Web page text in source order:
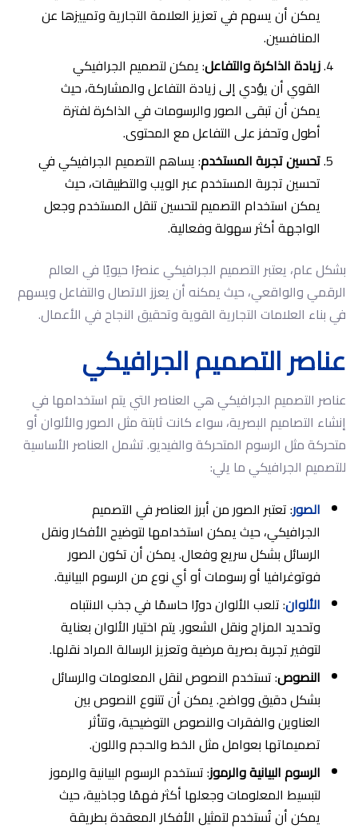
يمكن أن يسهم في تعزيز العلامة التجارية وتمييزها عن
المنافسين.
زيادة الذاكرة والتفاعل: يمكن لتصميم الجرافيكي
القوي أن يؤدي إلى زيادة التفاعل والمشاركة، حيث
يمكن أن تبقى الصور والرسومات في الذاكرة لفترة
أطول وتحفز على التفاعل مع المحتوى.
تحسين تجربة المستخدم: يساهم التصميم الجرافيكي في
تحسين تجربة المستخدم عبر الويب والتطبيقات، حيث
يمكن استخدام التصميم لتحسين تنقل المستخدم وجعل
الواجهة أكثر سهولة وفعالية.
بشكل عام، يعتبر التصميم الجرافيكي عنصرًا حيويًا في العالم
الرقمي والواقعي، حيث يمكنه أن يعزز الاتصال والتفاعل ويسهم
في بناء العلامات التجارية القوية وتحقيق النجاح في الأعمال.
عناصر التصميم الجرافيكي
عناصر التصميم الجرافيكي هي العناصر التي يتم استخدامها في
إنشاء التصاميم البصرية، سواء كانت ثابتة مثل الصور والألوان أو
متحركة مثل الرسوم المتحركة والفيديو. تشمل العناصر الأساسية
للتصميم الجرافيكي ما يلي:
الصور: تعتبر الصور من أبرز العناصر في التصميم
الجرافيكي، حيث يمكن استخدامها لتوضيح الأفكار ونقل
الرسائل بشكل سريع وفعال. يمكن أن تكون الصور
فوتوغرافيا أو رسومات أو أي نوع من الرسوم البيانية.
الألوان: تلعب الألوان دورًا حاسمًا في جذب الانتباه
وتحديد المزاج ونقل الشعور. يتم اختيار الألوان بعناية
لتوفير تجربة بصرية مرضية وتعزيز الرسالة المراد نقلها.
النصوص: تستخدم النصوص لنقل المعلومات والرسائل
بشكل دقيق وواضح. يمكن أن تتنوع النصوص بين
العناوين والفقرات والنصوص التوضيحية، وتتأثر
تصميماتها بعوامل مثل الخط والحجم واللون.
الرسوم البيانية والرموز: تستخدم الرسوم البيانية والرموز
لتبسيط المعلومات وجعلها أكثر فهمًا وجاذبية، حيث
يمكن أن تُستخدم لتمثيل الأفكار المعقدة بطريقة